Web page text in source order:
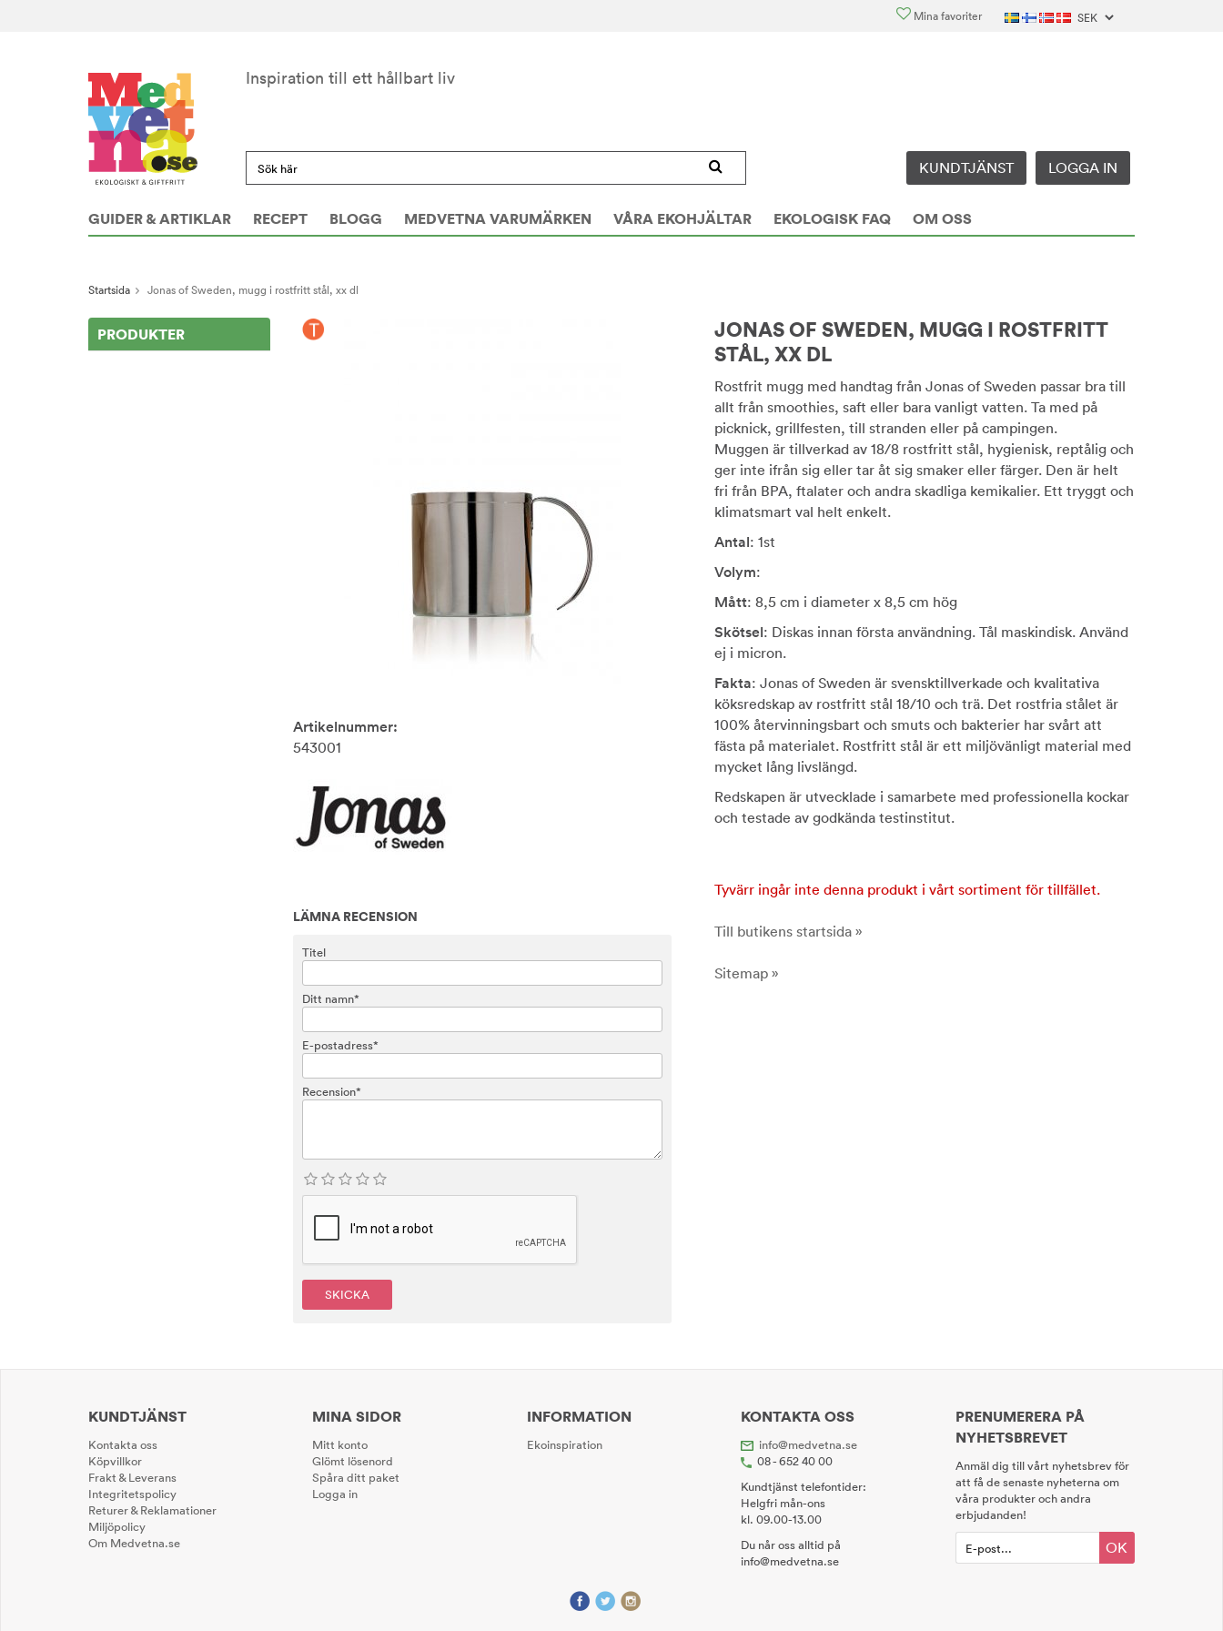
Mina favoriter
Inspiration till ett hållbart liv
KUNDTJÄNST LOGGA IN
GUIDER & ARTIKLAR RECEPT BLOGG MEDVETNA VARUMÄRKEN VÅRA EKOHJÄLTAR EKOLOGISK FAQ OM OSS
Startsida Jonas of Sweden, mugg i rostfritt stål, xx dl
PRODUKTER
JONAS OF SWEDEN, MUGG I ROSTFRITT
STÅL, XX DL
Rostfrit mugg med handtag från Jonas of Sweden passar bra till
allt från smoothies, saft eller bara vanligt vatten. Ta med på
picknick, grillfesten, till stranden eller på campingen.
Muggen är tillverkad av 18/8 rostfritt stål, hygienisk, reptålig och
ger inte ifrån sig eller tar åt sig smaker eller färger. Den är helt
fri från BPA, ftalater och andra skadliga kemikalier. Ett tryggt och
klimatsmart val helt enkelt.
Antal: 1st
Volym:
Mått: 8,5 cm i diameter x 8,5 cm hög
Skötsel: Diskas innan första användning. Tål maskindisk. Använd
ej i micron.
Fakta: Jonas of Sweden är svensktillverkade och kvalitativa
köksredskap av rostfritt stål 18/10 och trä. Det rostfria stålet är
100% återvinningsbart och smuts och bakterier har svårt att
fästa på materialet. Rostfritt stål är ett miljövänligt material med
mycket lång livslängd.
Redskapen är utvecklade i samarbete med professionella kockar
och testade av godkända testinstitut.
Tyvärr ingår inte denna produkt i vårt sortiment för tillfället.
Till butikens startsida »
Sitemap »
Artikelnummer:
543001
LÄMNA RECENSION
Titel
Ditt namn*
E-postadress*
Recension*
SKICKA
KUNDTJÄNST
Kontakta oss
Köpvillkor
Frakt & Leverans
Integritetspolicy
Returer & Reklamationer
Miljöpolicy
Om Medvetna.se
MINA SIDOR
Mitt konto
Glömt lösenord
Spåra ditt paket
Logga in
INFORMATION
Ekoinspiration
KONTAKTA OSS
info@medvetna.se
08 - 652 40 00
Kundtjänst telefontider:
Helgfri mån-ons
kl. 09.00-13.00
Du når oss alltid på
info@medvetna.se
PRENUMERERA PÅ
NYHETSBREVET
Anmäl dig till vårt nyhetsbrev för
att få de senaste nyheterna om
våra produkter och andra
erbjudanden!
OK